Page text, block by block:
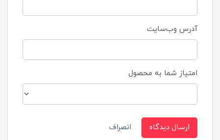
آدرس وب‌سایت
امتیاز شما به محصول
ارسال دیدگاه انصراف